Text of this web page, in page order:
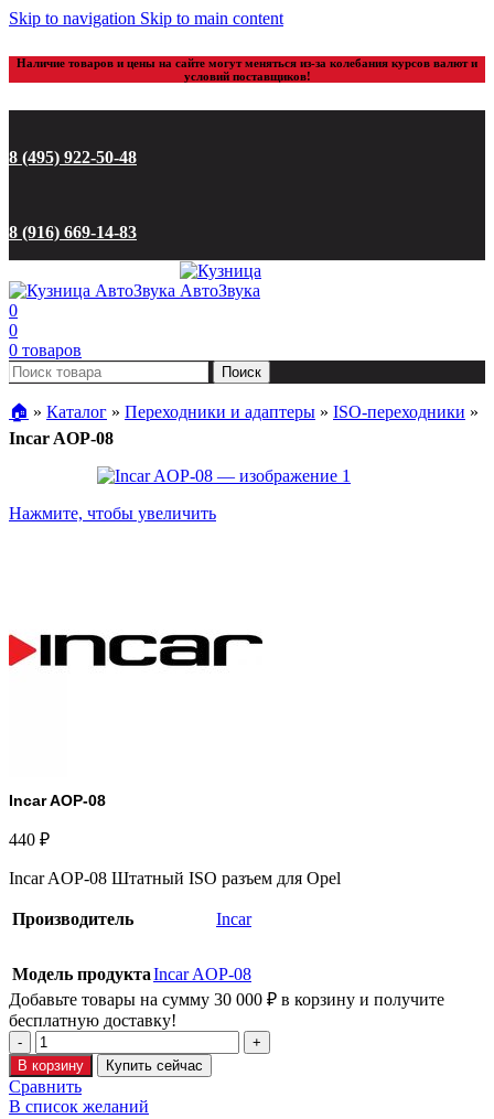
Skip to navigation Skip to main content
Наличие товаров и цены на сайте могут меняться из-за колебания курсов валют и
условий поставщиков!
8 (495) 922-50-48
8 (916) 669-14-83
0
0
0 товаров
Поиск
🏠︎ » Каталог » Переходники и адаптеры » ISO-переходники »
Incar AOP-08
Нажмите, чтобы увеличить
Incar AOP-08
440 ₽
Incar AOP-08 Штатный ISO разъем для Opel
Производитель Incar
Модель продуктаIncar AOP-08
Добавьте товары на сумму 30 000 ₽ в корзину и получите
бесплатную доставку!
В корзину Купить сейчас
Сравнить
В список желаний